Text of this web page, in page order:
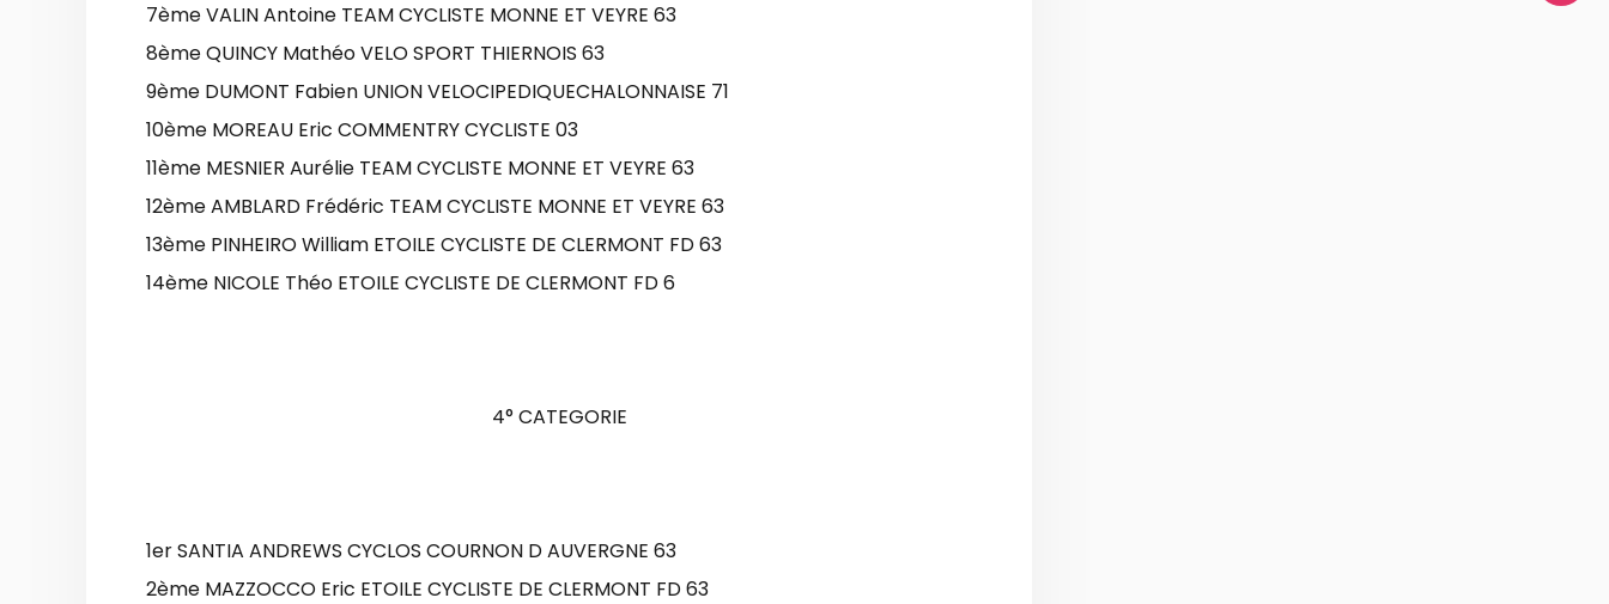
7ème VALIN Antoine TEAM CYCLISTE MONNE ET VEYRE 63
8ème QUINCY Mathéo VELO SPORT THIERNOIS 63
9ème DUMONT Fabien UNION VELOCIPEDIQUECHALONNAISE 71
10ème MOREAU Eric COMMENTRY CYCLISTE 03
11ème MESNIER Aurélie TEAM CYCLISTE MONNE ET VEYRE 63
12ème AMBLARD Frédéric TEAM CYCLISTE MONNE ET VEYRE 63
13ème PINHEIRO William ETOILE CYCLISTE DE CLERMONT FD 63
14ème NICOLE Théo ETOILE CYCLISTE DE CLERMONT FD 6
4° CATEGORIE
1er SANTIA ANDREWS CYCLOS COURNON D AUVERGNE 63
2ème MAZZOCCO Eric ETOILE CYCLISTE DE CLERMONT FD 63